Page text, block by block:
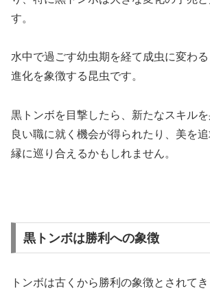
す。
水中で過ごす幼虫期を経て成虫に変わ
進化を象徴する昆虫です。
黒トンボを目撃したら、新たなスキル
良い職に就く機会が得られたり、美を
縁に巡り合えるかもしれません。
黒トンボは勝利への象徴
トンボは古くから勝利の象徴とされてき